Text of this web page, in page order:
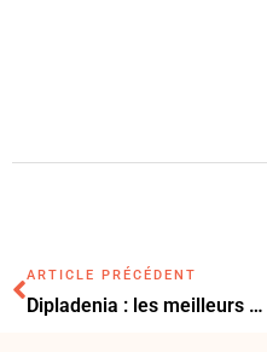
ARTICLE PRÉCÉDENT
Dipladenia : les meilleurs conseils à suivre pour éviter les maladies